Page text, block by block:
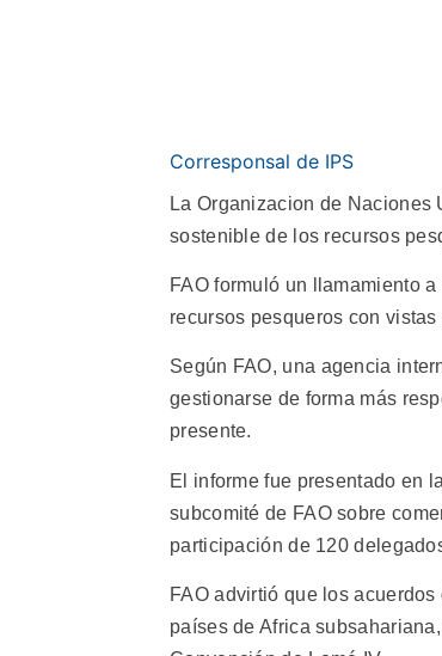
Corresponsal de IPS
La Organizacion de
sostenible de los recursos
FAO formuló un llamamiento
recursos pesqueros con
Según FAO, una agencia
gestionarse de forma más
presente.
El informe fue presentado en
subcomité de FAO sobre
participación de 120
FAO advirtió que los
países de Africa